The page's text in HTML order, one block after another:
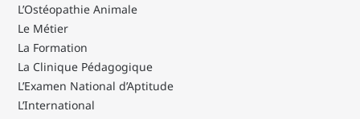
L’Ostéopathie Animale
Le Métier
La Formation
La Clinique Pédagogique
L’Examen National d’Aptitude
L’International